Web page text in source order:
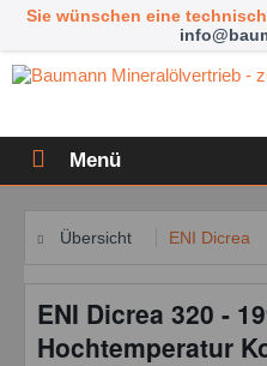
Sie wünschen eine
Menü
Übersicht ENI Dicrea
ENI Dicrea 320 -
Hochtemperatur